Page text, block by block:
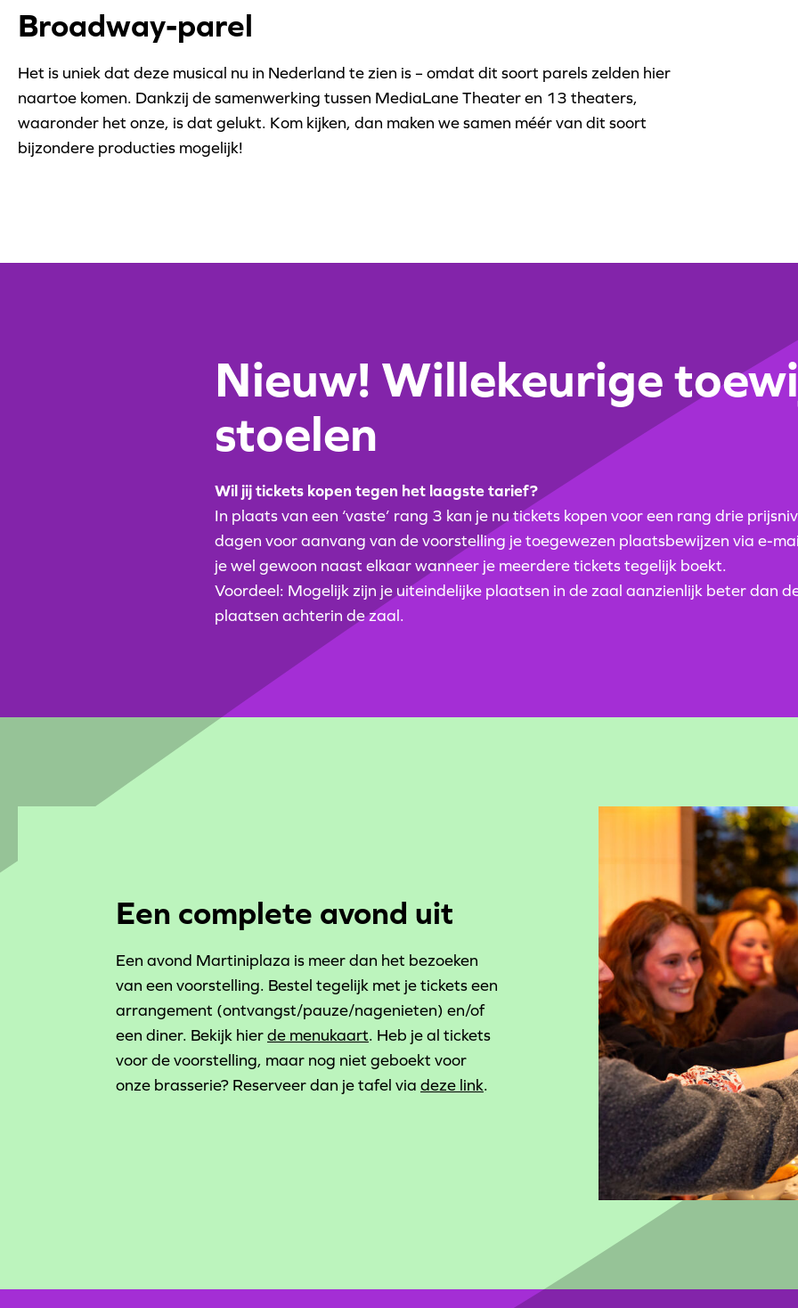
Broadway-parel
Het is uniek dat deze musical nu in Nederland te zien is – omdat dit soort parels zelden hier
naartoe komen. Dankzij de samenwerking tussen MediaLane Theater en 13 theaters,
waaronder het onze, is dat gelukt. Kom kijken, dan maken we samen méér van dit soort
bijzondere producties mogelijk!
Nieuw! Willekeurige
stoelen
Wil jij tickets kopen tegen het laagste tarief?
In plaats van een ‘vaste’ rang 3 kan je nu tickets kopen voor een rang drie
dagen voor aanvang van de voorstelling je toegewezen plaatsbewijzen via e-
je wel gewoon naast elkaar wanneer je meerdere tickets tegelijk boekt.
Voordeel: Mogelijk zijn je uiteindelijke plaatsen in de zaal aanzienlijk beter dan
plaatsen achterin de zaal.
Een complete avond uit
Een avond Martiniplaza is meer dan het bezoeken
van een voorstelling. Bestel tegelijk met je tickets een
arrangement (ontvangst/pauze/nagenieten) en/of
een diner. Bekijk hierde menukaart. Heb je al tickets
voor de voorstelling, maar nog niet geboekt voor
onze brasserie? Reserveer dan je tafel via deze link.